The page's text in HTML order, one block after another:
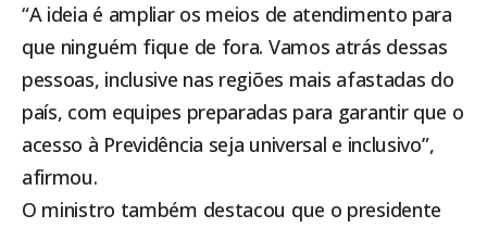
“A ideia é ampliar os meios de atendimento para
que ninguém fique de fora. Vamos atrás dessas
pessoas, inclusive nas regiões mais afastadas do
país, com equipes preparadas para garantir que o
acesso à Previdência seja universal e inclusivo”,
afirmou.
O ministro também destacou que o presidente